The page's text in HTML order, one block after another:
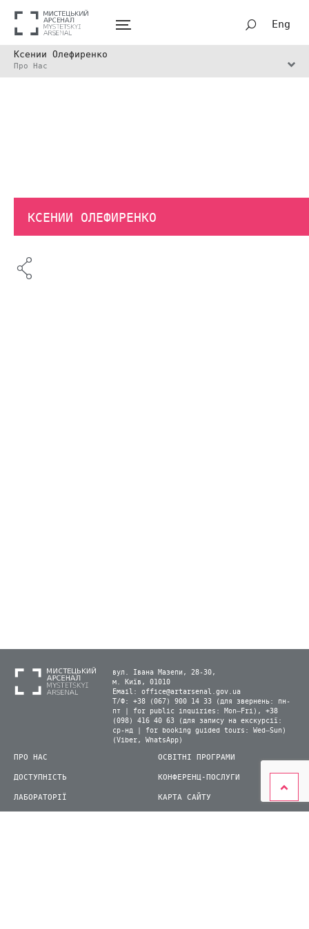
Eng
Ксении Олефиренко
Про Нас
КСЕНИИ ОЛЕФИРЕНКО
вул. Івана Мазепи, 28-30,
м. Київ, 01010
Email: office@artarsenal.gov.ua
Т/Ф: +38 (067) 900 14 33 (для звернень: пн-
пт | for public inquiries: Mon–Fri), +38
(098) 416 40 63 (для запису на екскурсії:
ср-нд | for booking guided tours: Wed–Sun)
(Viber, WhatsApp)
ПРО НАС
ДОСТУПНІСТЬ
ЛАБОРАТОРІЇ
ОСВІТНІ ПРОГРАМИ
КОНФЕРЕНЦ-ПОСЛУГИ
КАРТА САЙТУ